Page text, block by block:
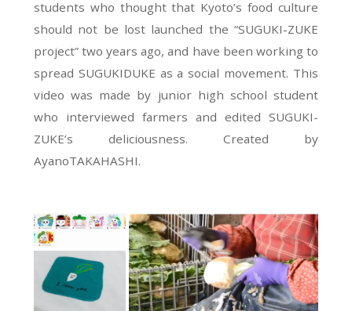
students who thought that Kyoto’s food culture
should not be lost launched the “SUGUKI-ZUKE
project” two years ago, and have been working to
spread SUGUKIDUKE as a social movement. This
video was made by junior high school student
who interviewed farmers and edited SUGUKI-
ZUKE’s deliciousness. Created by
AyanoTAKAHASHI.